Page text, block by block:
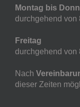
Montag bis
durchgehend von
Freitag
durchgehend von
Nach
dieser Zeiten